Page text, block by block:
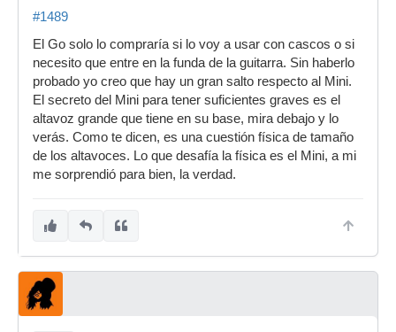
#1489
El Go solo lo compraría si lo voy a usar con cascos o si
necesito que entre en la funda de la guitarra. Sin haberlo
probado yo creo que hay un gran salto respecto al Mini.
El secreto del Mini para tener suficientes graves es el
altavoz grande que tiene en su base, mira debajo y lo
verás. Como te dicen, es una cuestión física de tamaño
de los altavoces. Lo que desafía la física es el Mini, a mi
me sorprendió para bien, la verdad.